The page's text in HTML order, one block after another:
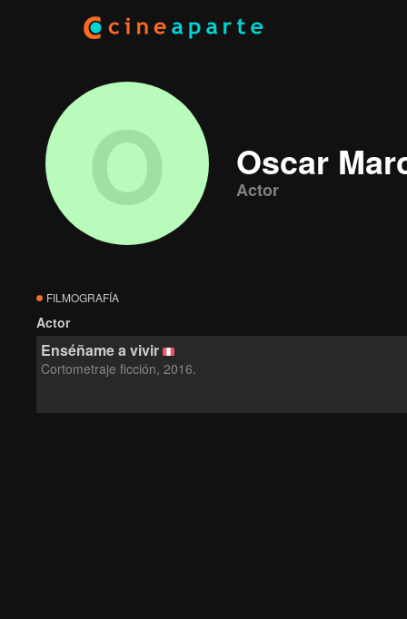
O Oscar
Actor
FILMOGRAFÍA
Actor
Enséñame a vivir
Cortometraje ficción, 2016.